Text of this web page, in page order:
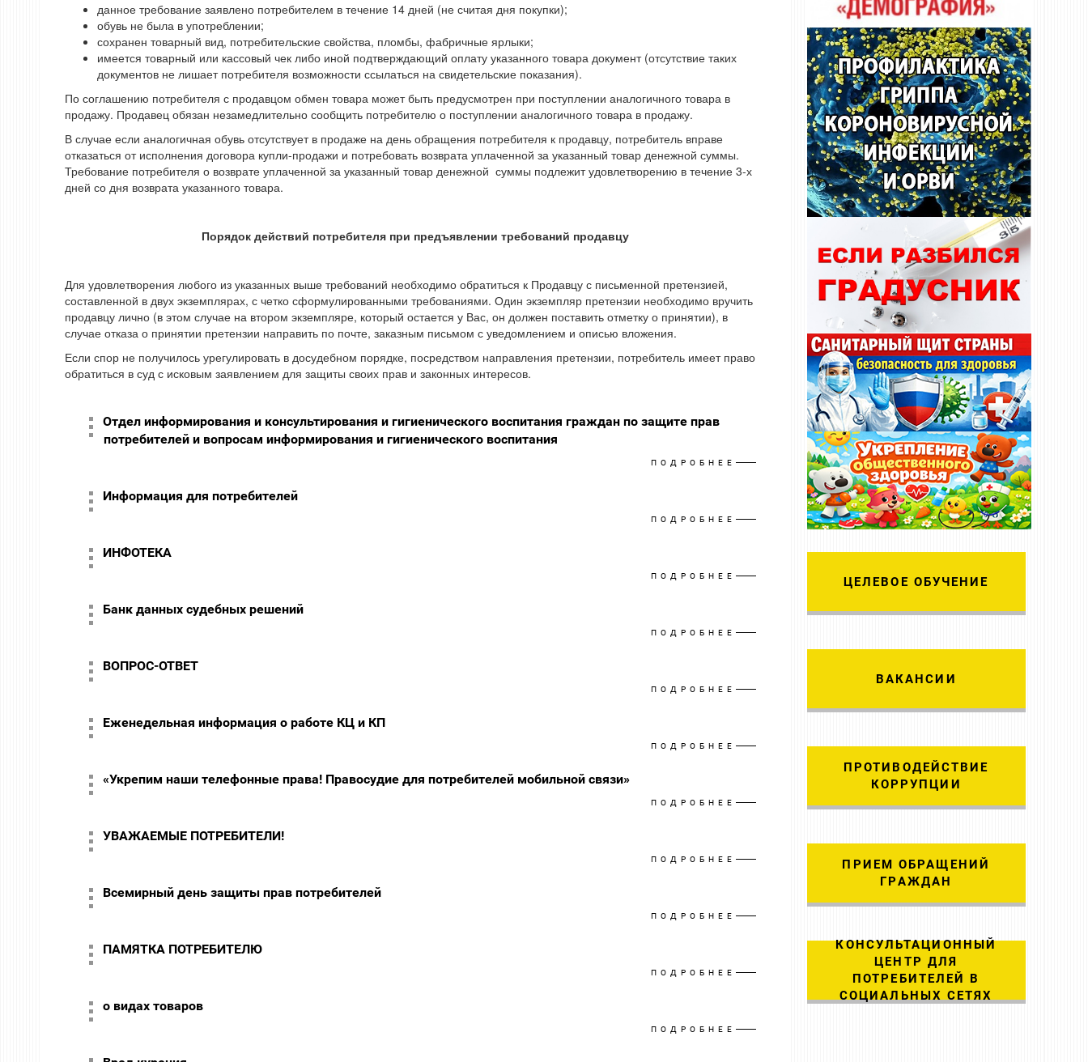
данное требование заявлено потребителем в течение 14 дней (не считая дня покупки);
обувь не была в употреблении;
сохранен товарный вид, потребительские свойства, пломбы, фабричные ярлыки;
имеется товарный или кассовый чек либо иной подтверждающий оплату указанного товара документ (отсутствие таких
документов не лишает потребителя возможности ссылаться на свидетельские показания).
По соглашению потребителя с продавцом обмен товара может быть предусмотрен при поступлении аналогичного товара в
продажу. Продавец обязан незамедлительно сообщить потребителю о поступлении аналогичного товара в продажу.
В случае если аналогичная обувь отсутствует в продаже на день обращения потребителя к продавцу, потребитель вправе
отказаться от исполнения договора купли-продажи и потребовать возврата уплаченной за указанный товар денежной суммы.
Требование потребителя о возврате уплаченной за указанный товар денежной суммы подлежит удовлетворению в течение 3-х
дней со дня возврата указанного товара.
Порядок действий потребителя при предъявлении требований продавцу
Для удовлетворения любого из указанных выше требований необходимо обратиться к Продавцу с письменной претензией,
составленной в двух экземплярах, с четко сформулированными требованиями. Один экземпляр претензии необходимо вручить
продавцу лично (в этом случае на втором экземпляре, который остается у Вас, он должен поставить отметку о принятии), в
случае отказа о принятии претензии направить по почте, заказным письмом с уведомлением и описью вложения.
Если спор не получилось урегулировать в досудебном порядке, посредством направления претензии, потребитель имеет право
обратиться в суд с исковым заявлением для защиты своих прав и законных интересов.
Отдел информирования и консультирования и гигиенического воспитания граждан по защите прав
потребителей и вопросам информирования и гигиенического воспитания
ПОДРОБНЕЕ
Информация для потребителей
ПОДРОБНЕЕ
ИНФОТЕКА
ПОДРОБНЕЕ
Банк данных судебных решений
ПОДРОБНЕЕ
ВОПРОС-ОТВЕТ
ПОДРОБНЕЕ
Еженедельная информация о работе КЦ и КП
ПОДРОБНЕЕ
«Укрепим наши телефонные права! Правосудие для потребителей мобильной связи»
ПОДРОБНЕЕ
УВАЖАЕМЫЕ ПОТРЕБИТЕЛИ!
ПОДРОБНЕЕ
Всемирный день защиты прав потребителей
ПОДРОБНЕЕ
ПАМЯТКА ПОТРЕБИТЕЛЮ
ПОДРОБНЕЕ
о видах товаров
ПОДРОБНЕЕ
ЦЕЛЕВОЕ ОБУЧЕНИЕ
ВАКАНСИИ
ПРОТИВОДЕЙСТВИЕ
КОРРУПЦИИ
ПРИЕМ ОБРАЩЕНИЙ
ГРАЖДАН
КОНСУЛЬТАЦИОННЫЙ
ЦЕНТР ДЛЯ
ПОТРЕБИТЕЛЕЙ В
СОЦИАЛЬНЫХ СЕТЯХ